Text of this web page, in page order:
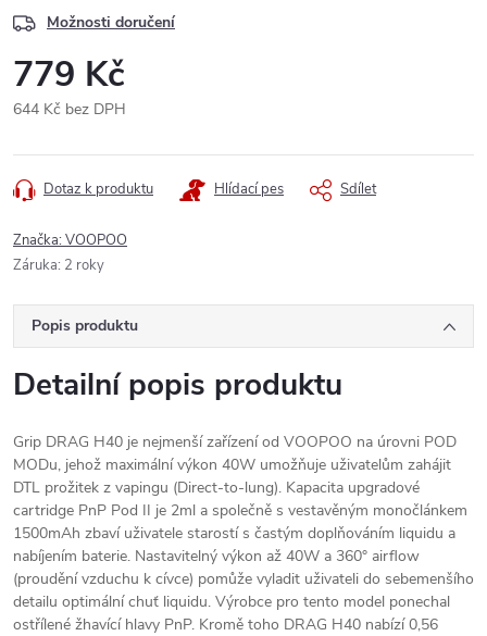
Možnosti doručení
779 Kč
644 Kč bez DPH
cena:
Dotaz k produktu Hlídací pes Sdílet
Značka:VOOPOO
Záruka: 2 roky
Popis produktu
Detailní popis produktu
Grip DRAG H40 je nejmenší zařízení od VOOPOO na úrovni POD
MODu, jehož maximální výkon 40W umožňuje uživatelům zahájit
DTL prožitek z vapingu (Direct-to-lung). Kapacita upgradové
cartridge PnP Pod II je 2ml a společně s vestavěným monočlánkem
1500mAh zbaví uživatele starostí s častým doplňováním liquidu a
nabíjením baterie. Nastavitelný výkon až 40W a 360° airflow
(proudění vzduchu k cívce) pomůže vyladit uživateli do sebemenšího
detailu optimální chuť liquidu. Výrobce pro tento model ponechal
ostřílené žhavící hlavy PnP. Kromě toho DRAG H40 nabízí 0,56